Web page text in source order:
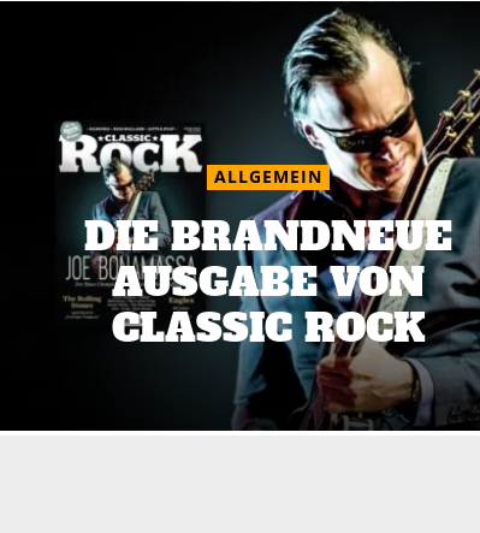
ALLGEMEIN
DIE BRANDNEUE
AUSGABE VON
CLASSIC ROCK